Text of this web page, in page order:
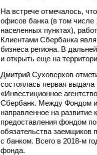
На встрече отмечалось,
офисов банка (в том
населенных пунктах),
Клиентами Сбербанка
бизнеса региона. В
и открыть еще на
Дмитрий Суховерхов
состоялась первая
«Инвестиционное
Сбербанк. Между Фондом и
направленное на
предоставления фондом
обязательства заемщиков
с банком. Всего в 2018-м
фонда.